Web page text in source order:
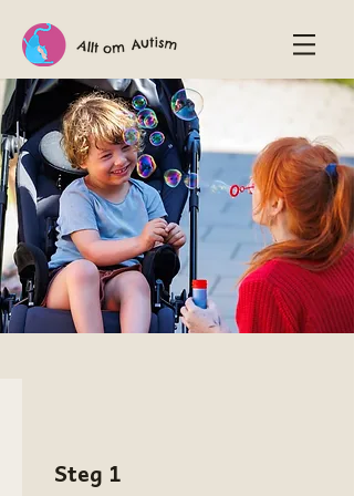
En intensiv och inspirerande kickstart för
Steg 1